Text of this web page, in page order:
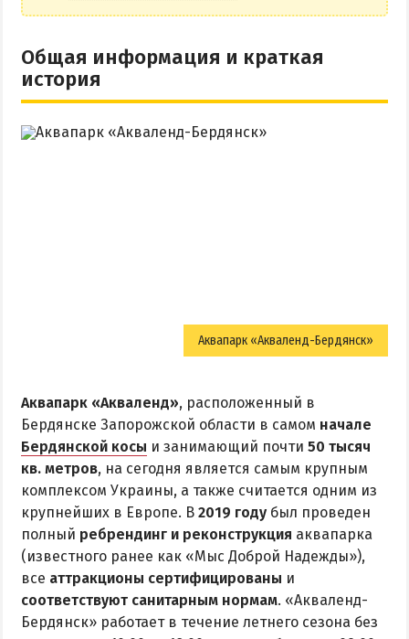
ЦЕНТР
ЧАСТНЫЙ СЕКТОР
НОВОПЕТРОВКА
Дельфинарий
Зоопарк
Виндсерфинг
Рыбалка
ДОСТОПРИМЕЧАТЕЛЬНОСТИ
Памятники и скульптуры
Приморская площадь
Общая информация и краткая
история
Аквапарк «Акваленд-Бердянск»
Аквапарк «Акваленд», расположенный в
Бердянске Запорожской области в самом начале
Бердянской косы и занимающий почти 50 тысяч
кв. метров, на сегодня является самым крупным
комплексом Украины, а также считается одним из
крупнейших в Европе. В 2019 году был проведен
полный ребрендинг и реконструкция аквапарка
(известного ранее как «Мыс Доброй Надежды»),
все аттракционы сертифицированы и
соответствуют санитарным нормам. «Акваленд-
Бердянск» работает в течение летнего сезона без